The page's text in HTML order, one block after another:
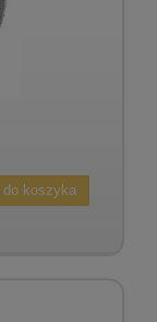
do koszyka